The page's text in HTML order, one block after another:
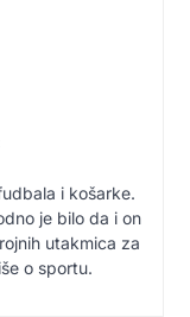
i košarke.
je bilo da i on
utakmica za
o sportu.